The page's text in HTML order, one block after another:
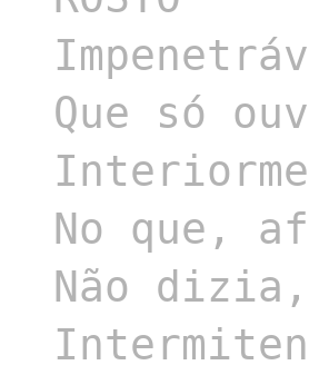
Que só
No que,
Não dizia,